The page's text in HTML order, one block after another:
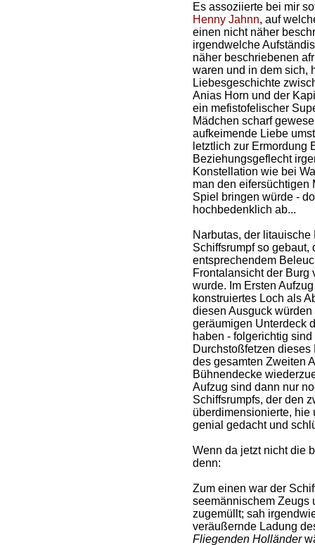
Es assoziierte bei mir
Henny Jahnn, auf
einen nicht näher
irgendwelche
näher beschriebenen
waren und in dem sich,
Liebesgeschichte
Anias Horn und der
ein mefistofelischer
Mädchen scharf
aufkeimende Liebe
letztlich zur Ermordung
Beziehungsgeflecht
Konstellation wie bei
man den eifersüchtigen
Spiel bringen würde -
hochbedenklich ab...
Narbutas, der
Schiffsrumpf so gebaut,
entsprechendem
Frontalansicht der Burg
wurde. Im Ersten
konstruiertes Loch als
diesen Ausguck würden
geräumigen Unterdeck
haben - folgerichtig
Durchstoßfetzen
des gesamten Zweiten
Bühnendecke
Aufzug sind dann nur
Schiffsrumpfs, der den
überdimensionierte, hie
genial gedacht und
Wenn da jetzt nicht die
denn:
Zum einen war der
seemännischem Zeugs
zugemüllt; sah
veräußernde Ladung
Fliegenden Holländer